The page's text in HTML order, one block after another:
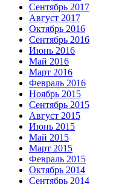
Сентябрь 2017
Август 2017
Октябрь 2016
Сентябрь 2016
Июнь 2016
Май 2016
Март 2016
Февраль 2016
Ноябрь 2015
Сентябрь 2015
Август 2015
Июнь 2015
Май 2015
Март 2015
Февраль 2015
Октябрь 2014
Сентябрь 2014